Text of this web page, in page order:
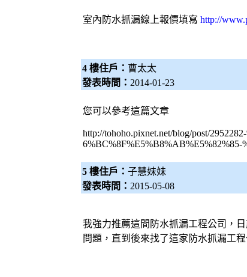
室內防水抓漏線上報價填寫 http://
4 樓住戶： 曹太太
發表時間： 2014-01-23
您可以參考這篇文章
http://tohoho.pixnet.net/blog/post/
6%BC%8F%E5%B8%AB%E5%82%85-
5 樓住戶： 子慧妹妹
發表時間： 2015-05-08
我強力推薦這間防水抓漏工程公司，
問題，直到後來找了這家防水抓漏工